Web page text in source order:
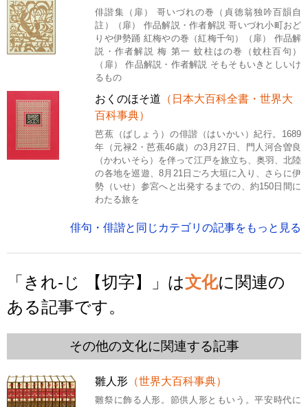
俳諧集（扉） 哥いづれの巻（貞徳翁独吟百韻自
註）（扉） 作品解説・作者解説 哥いづれ小町おど
りや伊勢踊 紅梅やの巻（紅梅千句）（扉） 作品解
説・作者解説 梅 第一 蚊柱はの巻（蚊柱百句）
（扉） 作品解説・作者解説 そもそもいきとしいけ
るもの
おくのほそ道 （日本大百科全書・世界大
百科事典）
芭蕉（ばしょう）の俳諧（はいかい）紀行。1689
年（元禄2・芭蕉46歳）の3月27日、門人河合曽良
（かわいそら）を伴って江戸を旅立ち、奥羽、北陸
の各地を巡遊、8月21日ごろ大垣に入り、さらに伊
勢（いせ）参宮へと出発するまでの、約150日間に
わたる旅を
俳句・俳諧と同じカテゴリの記事をもっと見る
「きれ‐じ 【切字】」は文化に関連の
ある記事です。
その他の文化に関連する記事
雛人形 （世界大百科事典）
雛祭に飾る人形。節供人形ともいう。平安時代に